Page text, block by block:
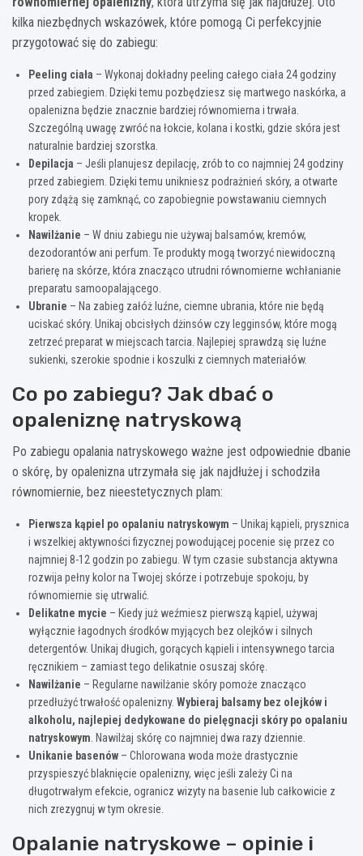
kilka niezbędnych wskazówek, które pomogą Ci perfekcyjnie
przygotować się do zabiegu:
Peeling ciała – Wykonaj dokładny peeling całego ciała 24 godziny
przed zabiegiem. Dzięki temu pozbędziesz się martwego naskórka, a
opalenizna będzie znacznie bardziej równomierna i trwała.
Szczególną uwagę zwróć na łokcie, kolana i kostki, gdzie skóra jest
naturalnie bardziej szorstka.
Depilacja – Jeśli planujesz depilację, zrób to co najmniej 24 godziny
przed zabiegiem. Dzięki temu unikniesz podrażnień skóry, a otwarte
pory zdążą się zamknąć, co zapobiegnie powstawaniu ciemnych
kropek.
Nawilżanie – W dniu zabiegu nie używaj balsamów, kremów,
dezodorantów ani perfum. Te produkty mogą tworzyć niewidoczną
barierę na skórze, która znacząco utrudni równomierne wchłanianie
preparatu samoopalającego.
Ubranie – Na zabieg załóż luźne, ciemne ubrania, które nie będą
uciskać skóry. Unikaj obcisłych dżinsów czy legginsów, które mogą
zetrzeć preparat w miejscach tarcia. Najlepiej sprawdzą się luźne
sukienki, szerokie spodnie i koszulki z ciemnych materiałów.
Co po zabiegu? Jak dbać o
opaleniznę natryskową
Po zabiegu opalania natryskowego ważne jest odpowiednie dbanie
o skórę, by opalenizna utrzymała się jak najdłużej i schodziła
równomiernie, bez nieestetycznych plam:
Pierwsza kąpiel po opalaniu natryskowym – Unikaj kąpieli, prysznica
i wszelkiej aktywności fizycznej powodującej pocenie się przez co
najmniej 8-12 godzin po zabiegu. W tym czasie substancja aktywna
rozwija pełny kolor na Twojej skórze i potrzebuje spokoju, by
równomiernie się utrwalić.
Delikatne mycie – Kiedy już weźmiesz pierwszą kąpiel, używaj
wyłącznie łagodnych środków myjących bez olejków i silnych
detergentów. Unikaj długich, gorących kąpieli i intensywnego tarcia
ręcznikiem – zamiast tego delikatnie osuszaj skórę.
Nawilżanie – Regularne nawilżanie skóry pomoże znacząco
przedłużyć trwałość opalenizny. Wybieraj balsamy bez olejków i
alkoholu, najlepiej dedykowane do pielęgnacji skóry po opalaniu
natryskowym . Nawilżaj skórę co najmniej dwa razy dziennie.
Unikanie basenów – Chlorowana woda może drastycznie
przyspieszyć blaknięcie opalenizny, więc jeśli zależy Ci na
długotrwałym efekcie, ogranicz wizyty na basenie lub całkowicie z
nich zrezygnuj w tym okresie.
Opalanie natryskowe – opinie i